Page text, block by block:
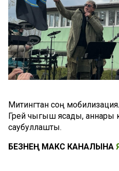
Митингтан соң
Грей чыгыш ясады, аннары
саубуллашты.
БЕЗНЕҢ МАКС КАНАЛЫНА